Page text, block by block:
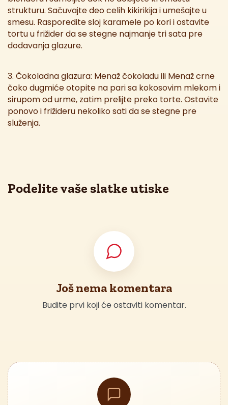
strukturu. Sačuvajte deo celih kikirikija i umešajte u
smesu. Rasporedite sloj karamele po kori i ostavite
tortu u frižider da se stegne najmanje tri sata pre
dodavanja glazure.
3. Čokoladna glazura: Menaž čokoladu ili Menaž crne
čoko dugmiće otopite na pari sa kokosovim mlekom i
sirupom od urme, zatim prelijte preko torte. Ostavite
ponovo i frižideru nekoliko sati da se stegne pre
služenja.
Podelite vaše slatke utiske
Još nema komentara
Budite prvi koji će ostaviti komentar.